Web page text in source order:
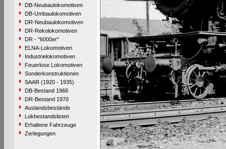
DB-Neubaulokomotiven
DB-Umbaulokomotiven
DR-Neubaulokomotiven
DR-Rekolokomotiven
DR - "6000er"
ELNA-Lokomotiven
Industrielokomotiven
Feuerlose Lokomotiven
Sonderkonstruktionen
SAAR (1920 - 1935)
DB-Bestand 1968
DR-Bestand 1970
Auslandsbestände
Lokbestandslisten
Erhaltene Fahrzeuge
Zerlegungen